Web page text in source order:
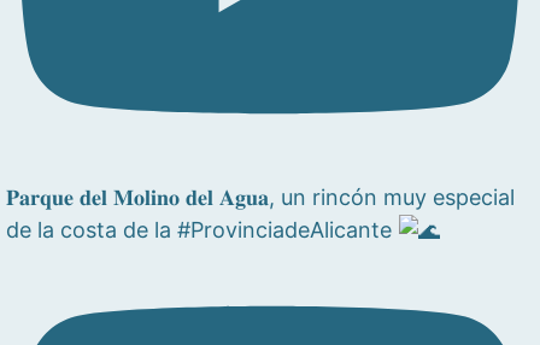
𝐏𝐚𝐫𝐪𝐮𝐞 𝐝𝐞𝐥 𝐌𝐨𝐥𝐢𝐧𝐨 𝐝𝐞𝐥 𝐀𝐠𝐮𝐚, un rincón muy especial
de la costa de la #ProvinciadeAlicante